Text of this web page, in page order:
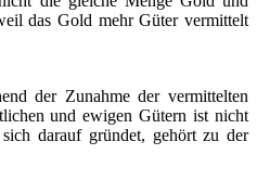
das Gold mehr Güter vermittelt
der Zunahme der vermittelten
und ewigen Gütern ist nicht
darauf gründet, gehört zu der